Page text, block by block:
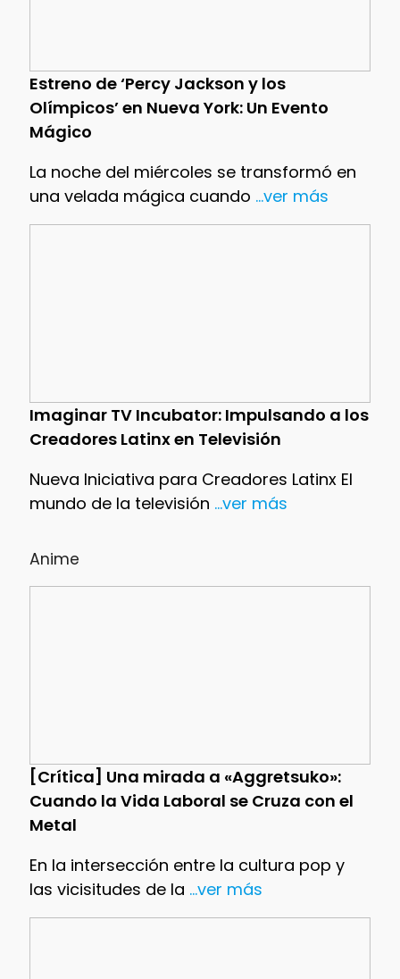
Estreno de ‘Percy Jackson y los
Olímpicos’ en Nueva York: Un Evento
Mágico
La noche del miércoles se transformó en
una velada mágica cuando ...ver más
Imaginar TV Incubator: Impulsando a los
Creadores Latinx en Televisión
Nueva Iniciativa para Creadores Latinx El
mundo de la televisión ...ver más
Anime
[Crítica] Una mirada a «Aggretsuko»:
Cuando la Vida Laboral se Cruza con el
Metal
En la intersección entre la cultura pop y
las vicisitudes de la ...ver más